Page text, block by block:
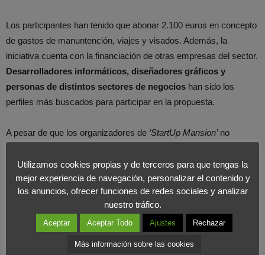
Los participantes han tenido que abonar 2.100 euros en concepto
de gastos de manuntención, viajes y visados. Además, la
iniciativa cuenta con la financiación de otras empresas del sector.
Desarrolladores informáticos, diseñadores gráficos y
personas de distintos sectores de negocios han sido los
perfiles más buscados para participar en la propuesta.
A pesar de que los organizadores de ‘StartUp Mansion’no
algunas de sus características, ya quedicha experiencia va a
ser grabada y cada semana se emitirá online un video
resumen de 15 minutos. Lo que pretenden con ello es
beneficiarse de las oportunidades de lo audiovisual
viralidad a su proyecto.
Utilizamos cookies propias y de terceros para que tengas la
mejor experiencia de navegación, personalizar el contenido y
los anuncios, ofrecer funciones de redes sociales y analizar
nuestro tráfico.
Aceptar Aceptar Todo Ajustes Rechazar
Más información sobre las cookies